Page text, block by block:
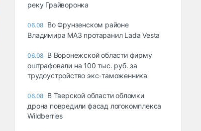
реку Грайворонка
06.08 Во Фрунзенском районе
Владимира МАЗ протаранил Lada Vesta
06.08 В Воронежской области фирму
оштрафовали на 100 тыс. руб. за
трудоустройство экс-таможенника
06.08 В Тверской области обломки
дрона повредили фасад логокомплекса
Wildberries